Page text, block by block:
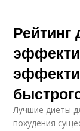
Рейтинг
Лучшие диеты
похудения